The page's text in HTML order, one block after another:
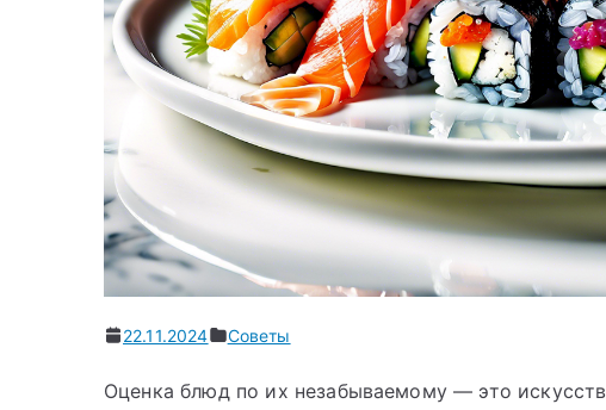
22.11.2024 Советы
Оценка блюд по их незабываемому — это